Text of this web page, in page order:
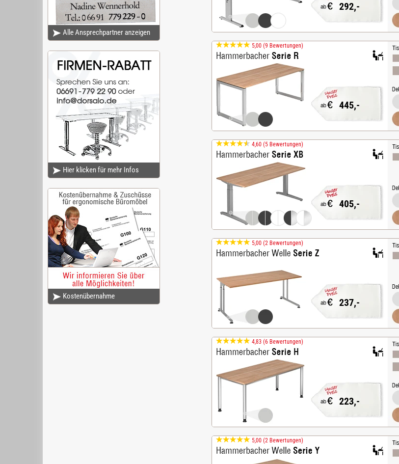
Alle Ansprechpartner anzeigen
Hier klicken für mehr Infos
Kostenübernahme
292,-
5,00 (9 Bewertungen)
445,-
4,60 (5 Bewertungen)
405,-
5,00 (2 Bewertungen)
237,-
4,83 (6 Bewertungen)
223,-
5,00 (2 Bewertungen)